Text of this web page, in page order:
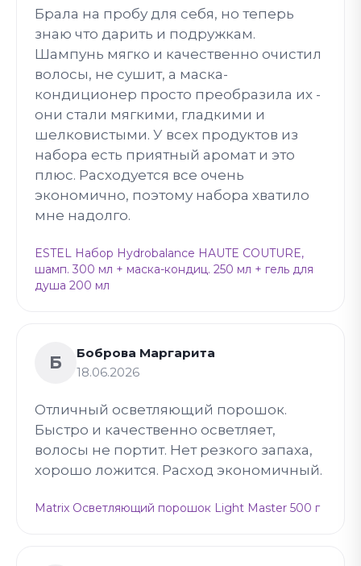
Брала на пробу для себя, но теперь
знаю что дарить и подружкам.
Шампунь мягко и качественно очистил
волосы, не сушит, а маска-
кондиционер просто преобразила их -
они стали мягкими, гладкими и
шелковистыми. У всех продуктов из
набора есть приятный аромат и это
плюс. Расходуется все очень
экономично, поэтому набора хватило
мне надолго.
ESTEL Набор Hydrobalance HAUTE COUTURE,
шамп. 300 мл + маска-кондиц. 250 мл + гель для
душа 200 мл
Б
Боброва Маргарита
18.06.2026
Отличный осветляющий порошок.
Быстро и качественно осветляет,
волосы не портит. Нет резкого запаха,
хорошо ложится. Расход экономичный.
Matrix Осветляющий порошок Light Master 500 г